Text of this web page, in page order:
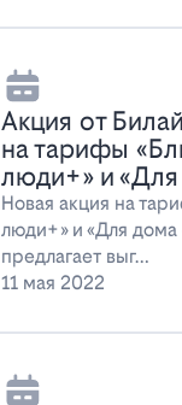
Акция от
на тарифы
люди+» и
Новая акция на
люди+» и «Для дома
предлагает выг…
11 мая 2022